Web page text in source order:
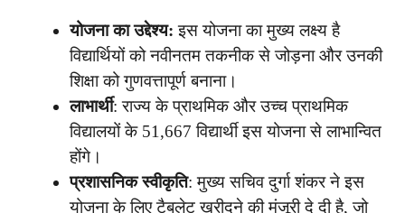
योजना का उद्देश्य: इस योजना का मुख्य लक्ष्य है
विद्यार्थियों को नवीनतम तकनीक से जोड़ना और उनकी
शिक्षा को गुणवत्तापूर्ण बनाना।
लाभार्थी: राज्य के प्राथमिक और उच्च प्राथमिक
विद्यालयों के 51,667 विद्यार्थी इस योजना से लाभान्वित
होंगे।
प्रशासनिक स्वीकृति: मुख्य सचिव दुर्गा शंकर ने इस
योजना के लिए टैबलेट खरीदने की मंजूरी दे दी है, जो